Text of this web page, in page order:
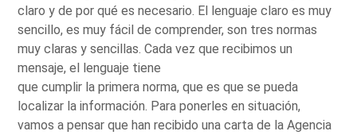
claro y de por qué es necesario. El lenguaje claro es muy
sencillo, es muy fácil de comprender, son tres normas
muy claras y sencillas. Cada vez que recibimos un
mensaje, el lenguaje tiene
que cumplir la primera norma, que es que se pueda
localizar la información. Para ponerles en situación,
vamos a pensar que han recibido una carta de la Agencia